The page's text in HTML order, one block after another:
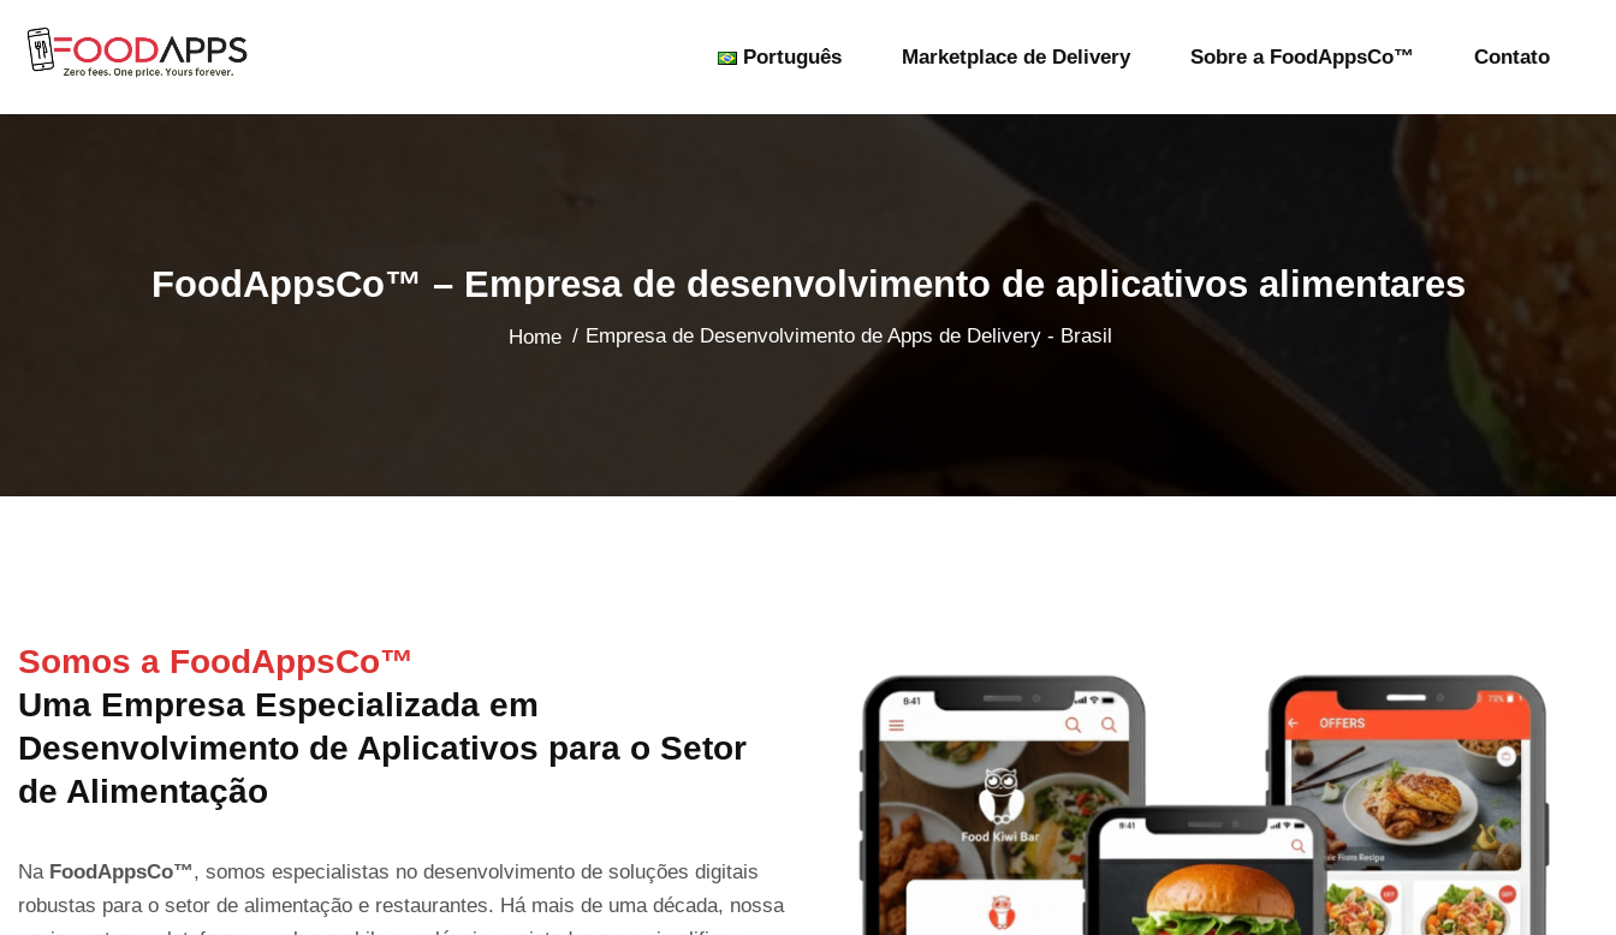
Português Marketplace de Delivery Sobre a FoodAppsCo™ Contato
FoodAppsCo™ – Empresa de desenvolvimento de aplicativos alimentares
Home / Empresa de Desenvolvimento de Apps de Delivery - Brasil
Somos a FoodAppsCo™
Uma Empresa Especializada em
Desenvolvimento de Aplicativos para o Setor
de Alimentação
Na FoodAppsCo™, somos especialistas no desenvolvimento de soluções digitais
robustas para o setor de alimentação e restaurantes. Há mais de uma década, nossa